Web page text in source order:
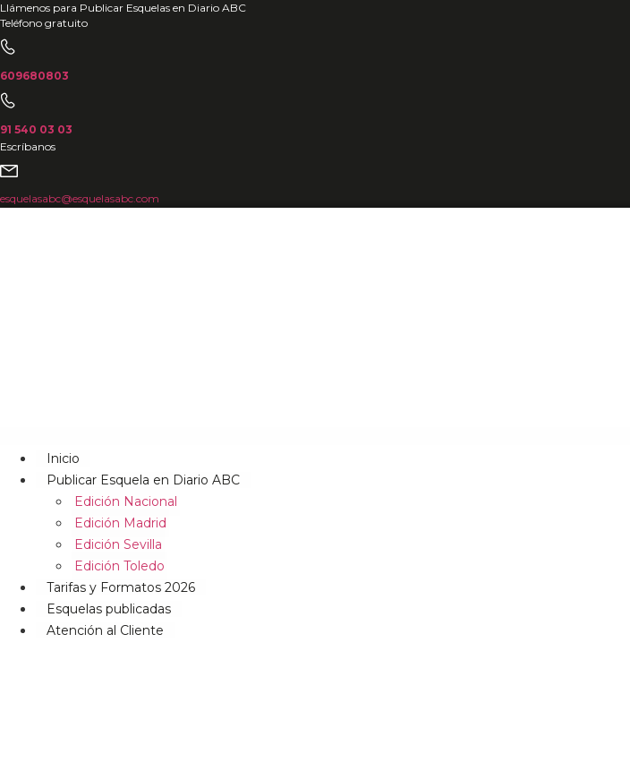
Ir
al
contenido
Llámenos para Publicar Esquelas en Diario ABC
Teléfono gratuito
609680803
91 540 03 03
Escríbanos
esquelasabc@esquelasabc.com
Inicio
Publicar Esquela en Diario ABC
Edición Nacional
Edición Madrid
Edición Sevilla
Edición Toledo
Tarifas y Formatos 2026
Esquelas publicadas
Atención al Cliente